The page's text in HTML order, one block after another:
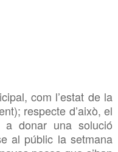
com l’estat de la
respecte d’això, el
a donar una solució
al públic la setmana